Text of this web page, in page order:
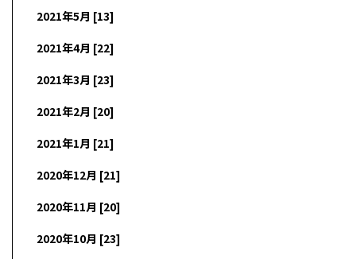
2021年5月 [13]
2021年4月 [22]
2021年3月 [23]
2021年2月 [20]
2021年1月 [21]
2020年12月 [21]
2020年11月 [20]
2020年10月 [23]